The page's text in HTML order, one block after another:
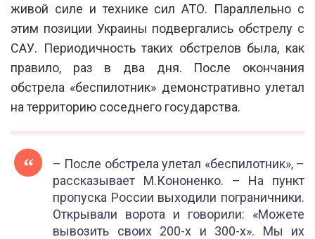
живой силе и технике сил АТО. Параллельно с
этим позиции Украины подвергались обстрелу с
САУ. Периодичность таких обстрелов была, как
правило, раз в два дня. После окончания
обстрела «беспилотник» демонстративно улетал
на территорию соседнего государства.
– После обстрела улетал «беспилотник», –
рассказывает М.Кононенко. – На пункт
пропуска России выходили пограничники.
Открывали ворота и говорили: «Можете
вывозить своих 200-х и 300-х». Мы их